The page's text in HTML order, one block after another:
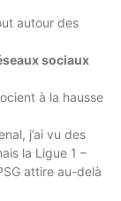
autour des
sociaux
à la hausse
j’ai vu des
la Ligue 1 –
attire au-delà